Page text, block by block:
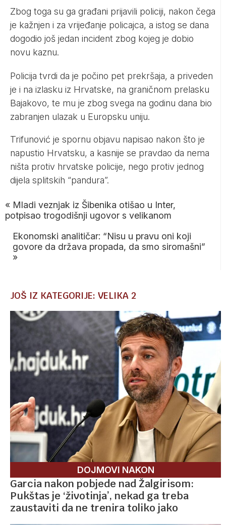
Zbog toga su ga građani prijavili policiji, nakon čega
je kažnjen i za vrijeđanje policajca, a istog se dana
dogodio još jedan incident zbog kojeg je dobio
novu kaznu.
Policija tvrdi da je počino pet prekršaja, a priveden
je i na izlasku iz Hrvatske, na graničnom prelasku
Bajakovo, te mu je zbog svega na godinu dana bio
zabranjen ulazak u Europsku uniju.
Trifunović je spornu objavu napisao nakon što je
napustio Hrvatsku, a kasnije se pravdao da nema
ništa protiv hrvatske policije, nego protiv jednog
dijela splitskih “pandura”.
« Mladi veznjak iz Šibenika otišao u Inter,
potpisao trogodišnji ugovor s velikanom
Ekonomski analitičar: “Nisu u pravu oni koji
govore da država propada, da smo siromašni”
»
JOŠ IZ KATEGORIJE: VELIKA 2
DOJMOVI NAKON
Garcia nakon pobjede nad Žalgirisom:
Pukštas je ‘životinja’, nekad ga treba
zaustaviti da ne trenira toliko jako